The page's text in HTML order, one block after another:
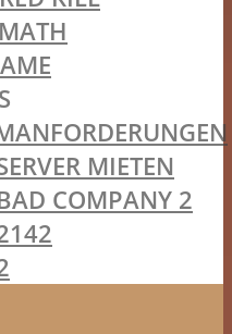
MIETEN
COMPANY 2